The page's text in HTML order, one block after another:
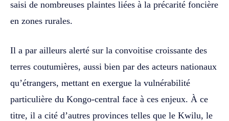
saisi de nombreuses plaintes liées à la précarité foncière
en zones rurales.
Il a par ailleurs alerté sur la convoitise croissante des
terres coutumières, aussi bien par des acteurs nationaux
qu’étrangers, mettant en exergue la vulnérabilité
particulière du Kongo-central face à ces enjeux. À ce
titre, il a cité d’autres provinces telles que le Kwilu, le